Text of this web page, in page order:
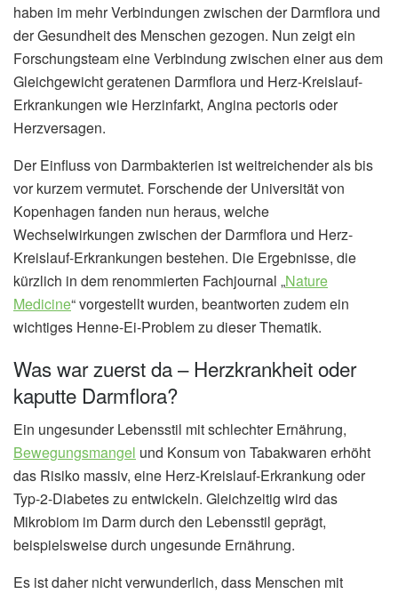
haben im mehr Verbindungen zwischen der Darmflora und
der Gesundheit des Menschen gezogen. Nun zeigt ein
Forschungsteam eine Verbindung zwischen einer aus dem
Gleichgewicht geratenen Darmflora und Herz-Kreislauf-
Erkrankungen wie Herzinfarkt, Angina pectoris oder
Herzversagen.
Der Einfluss von Darmbakterien ist weitreichender als bis
vor kurzem vermutet. Forschende der Universität von
Kopenhagen fanden nun heraus, welche
Wechselwirkungen zwischen der Darmflora und Herz-
Kreislauf-Erkrankungen bestehen. Die Ergebnisse, die
kürzlich in dem renommierten Fachjournal „Nature
Medicine“ vorgestellt wurden, beantworten zudem ein
wichtiges Henne-Ei-Problem zu dieser Thematik.
Was war zuerst da – Herzkrankheit oder
kaputte Darmflora?
Ein ungesunder Lebensstil mit schlechter Ernährung,
Bewegungsmangel und Konsum von Tabakwaren erhöht
das Risiko massiv, eine Herz-Kreislauf-Erkrankung oder
Typ-2-Diabetes zu entwickeln. Gleichzeitig wird das
Mikrobiom im Darm durch den Lebensstil geprägt,
beispielsweise durch ungesunde Ernährung.
Es ist daher nicht verwunderlich, dass Menschen mit